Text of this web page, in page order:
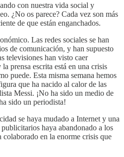
con nuestra vida social y
¿No os parece? Cada vez son más
de que están enganchados.
Las redes sociales se han
de comunicación, y han supuesto
televisiones han visto caer
prensa escrita está en una crisis
puede. Esta misma semana hemos
que ha nacido al calor de las
Messi. ¡No ha sido un medio de
sido un periodista!
se haya mudado a Internet y una
haya abandonado a los
en la enorme crisis que